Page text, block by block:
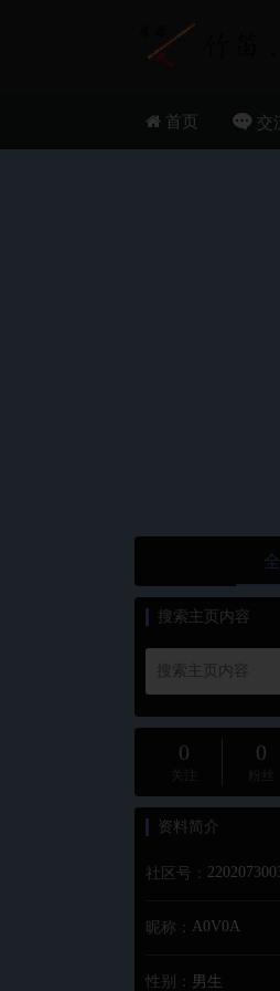
首页 交
搜索主页内容
0 0
资料简介
社区号：
昵称： A0V0A
性别： 男生